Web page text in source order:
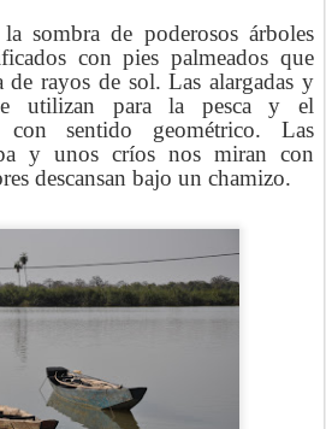
sombra de poderosos árboles
con pies palmeados que
de rayos de sol. Las alargadas y
utilizan para la pesca y el
con sentido geométrico. Las
y unos críos nos miran con
descansan bajo un chamizo.